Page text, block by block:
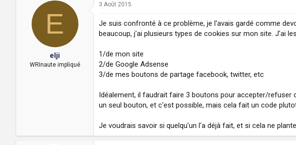
E
elji
WRInaute impliqué
3 Août 2015
Je suis confronté à ce problème, je l'avais gardé comme
beaucoup, j'ai plusieurs types de cookies sur mon site. J'ai
1/de mon site
2/de Google Adsense
3/de mes boutons de partage facebook, twitter, etc
Idéalement, il faudrait faire 3 boutons pour accepter/
un seul bouton, et c'est possible, mais cela fait un code
Je voudrais savoir si quelqu'un l'a déjà fait, et si cela ne